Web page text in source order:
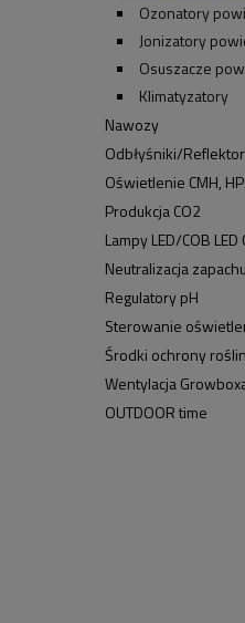
Ozonatory
Jonizatory
Osuszacze
Klimatyzatory
Nawozy
Odbłyśniki/
Oświetlenie CMH,
Produkcja CO2
Lampy LED/COB
Neutralizacja zapachu
Regulatory pH
Sterowanie
Środki ochrony roślin
Wentylacja
OUTDOOR time